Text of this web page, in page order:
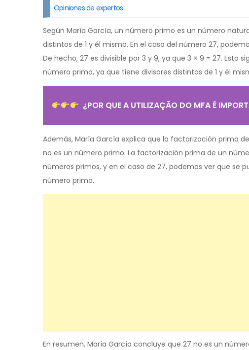
Opiniones de expertos
Según María García, un número primo es un número
distintos de 1 y él mismo. En el caso del número 27,
De hecho, 27 es divisible por 3 y 9, ya que 3 × 9 = 27.
número primo, ya que tiene divisores distintos de 1 y él
¿POR QUE A UTILIZAÇÃO DO MFA É
Además, María García explica que la factorización prima
no es un número primo. La factorización prima de un
números primos, y en el caso de 27, podemos ver que se
número primo.
En resumen, María García concluye que 27 no es un